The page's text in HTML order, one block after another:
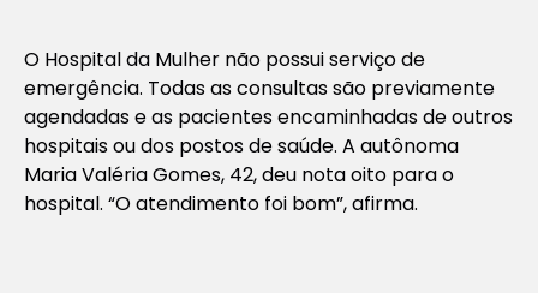
O Hospital da Mulher não possui serviço de
emergência. Todas as consultas são previamente
agendadas e as pacientes encaminhadas de outros
hospitais ou dos postos de saúde. A autônoma
Maria Valéria Gomes, 42, deu nota oito para o
hospital. “O atendimento foi bom”, afirma.